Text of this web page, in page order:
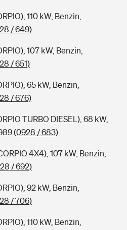
110 kW, Benzin,
/ 649)
107 kW, Benzin,
/ 651)
65 kW, Benzin,
/ 676)
TURBO DIESEL), 68 kW,
(0928 / 683)
4X4), 107 kW, Benzin,
/ 692)
92 kW, Benzin,
/ 706)
110 kW, Benzin,